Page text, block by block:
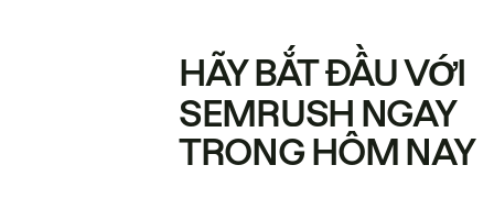
HÃY BẮT ĐẦU VỚI
SEMRUSH NGAY
TRONG HÔM NAY